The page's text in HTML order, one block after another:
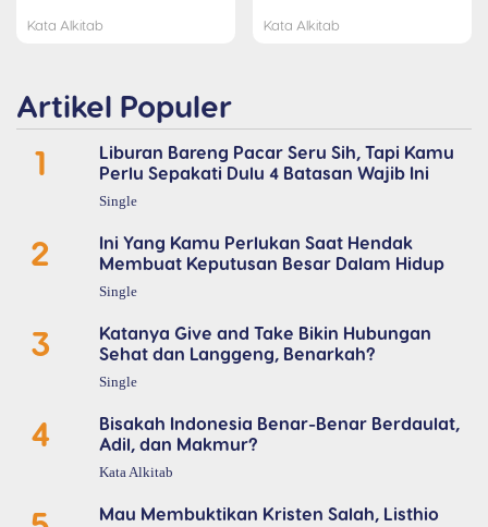
Kata Alkitab Kata Alkitab
Artikel Populer
1
Liburan Bareng Pacar Seru Sih, Tapi Kamu
Perlu Sepakati Dulu 4 Batasan Wajib Ini
Single
2
Ini Yang Kamu Perlukan Saat Hendak
Membuat Keputusan Besar Dalam Hidup
Single
3
Katanya Give and Take Bikin Hubungan
Sehat dan Langgeng, Benarkah?
Single
4
Bisakah Indonesia Benar-Benar Berdaulat,
Adil, dan Makmur?
Kata Alkitab
Mau Membuktikan Kristen Salah, Listhio